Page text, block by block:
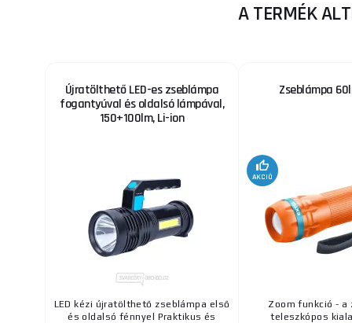
A TERMÉK
Újratölthető LED-es zseblámpa
fogantyúval és oldalsó lámpával,
150+100lm, Li-ion
LED kézi újratölthető zseblámpa első
és oldalsó fénnyel Praktikus és
Zseblámpa
AKCIÓ
Zoom funkció - a
teleszkópos